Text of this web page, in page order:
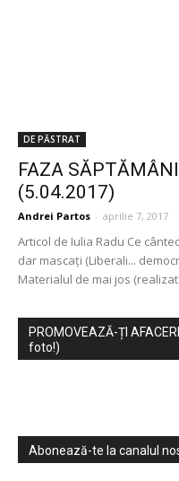
DE PĂSTRAT
FAZA
(5.04.2017)
Andrei Partos - aprilie 7, 2017
Articol de Iulia Radu Ce
dar mascaţi (Liberali...
Materialul de mai jos
PROMOVEAZĂ-ȚI
foto!)
Abonează-te la canalul